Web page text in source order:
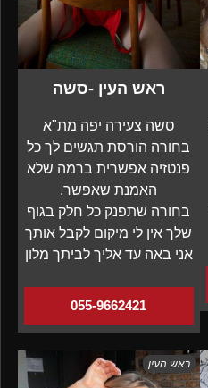
ראש העין -סשה
סשה צעירה יפה מת"א
בחורה הורסת תגשים לך כל
פנטזיה אפשרית ברמה שלא
האמנת שאפשר.
בחורה שתפנק כל חלק בגוף
שלך אין לי מיקום לקבל אותך
אני באה עד אליך לביתך מלון
055-9662421
ראש העין